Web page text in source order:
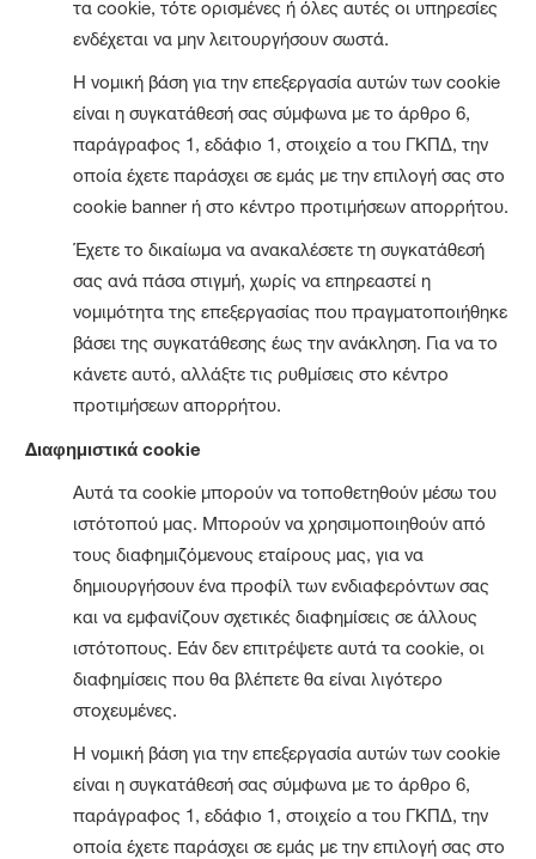
τα cookie, τότε ορισμένες ή όλες αυτές οι υπηρεσίες
ενδέχεται να μην λειτουργήσουν σωστά.
Η νομική βάση για την επεξεργασία αυτών των cookie
είναι η συγκατάθεσή σας σύμφωνα με το άρθρο 6,
παράγραφος 1, εδάφιο 1, στοιχείο α του ΓΚΠΔ, την
οποία έχετε παράσχει σε εμάς με την επιλογή σας στο
cookie banner ή στο κέντρο προτιμήσεων απορρήτου.
Έχετε το δικαίωμα να ανακαλέσετε τη συγκατάθεσή
σας ανά πάσα στιγμή, χωρίς να επηρεαστεί η
νομιμότητα της επεξεργασίας που πραγματοποιήθηκε
βάσει της συγκατάθεσης έως την ανάκληση. Για να το
κάνετε αυτό, αλλάξτε τις ρυθμίσεις στο κέντρο
προτιμήσεων απορρήτου.
Διαφημιστικά cookie
Αυτά τα cookie μπορούν να τοποθετηθούν μέσω του
ιστότοπού μας. Μπορούν να χρησιμοποιηθούν από
τους διαφημιζόμενους εταίρους μας, για να
δημιουργήσουν ένα προφίλ των ενδιαφερόντων σας
και να εμφανίζουν σχετικές διαφημίσεις σε άλλους
ιστότοπους. Εάν δεν επιτρέψετε αυτά τα cookie, οι
διαφημίσεις που θα βλέπετε θα είναι λιγότερο
στοχευμένες.
Η νομική βάση για την επεξεργασία αυτών των cookie
είναι η συγκατάθεσή σας σύμφωνα με το άρθρο 6,
παράγραφος 1, εδάφιο 1, στοιχείο α του ΓΚΠΔ, την
οποία έχετε παράσχει σε εμάς με την επιλογή σας στο